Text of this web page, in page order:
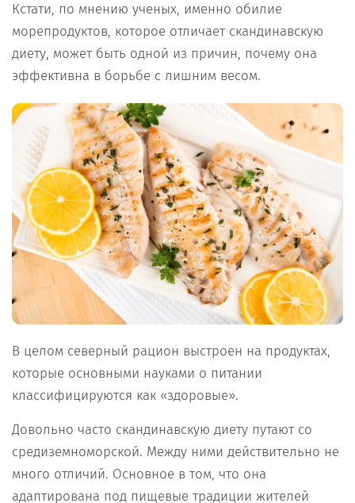
Кстати, по мнению ученых, именно обилие
морепродуктов, которое отличает скандинавскую
диету, может быть одной из причин, почему она
эффективна в борьбе с лишним весом.
В целом северный рацион выстроен на продуктах,
которые основными науками о питании
классифицируются как «здоровые».
Довольно часто скандинавскую диету путают со
средиземноморской. Между ними действительно не
много отличий. Основное в том, что она
адаптирована под пищевые традиции жителей